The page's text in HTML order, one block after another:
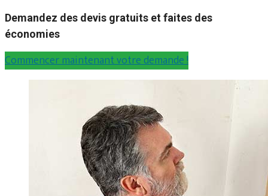
Demandez des devis gratuits et faites des
économies
Commencer maintenant votre demande !